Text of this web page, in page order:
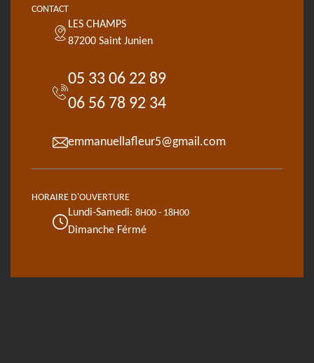
CONTACT
LES CHAMPS
87200 Saint Junien
05 33 06 22 89
06 56 78 92 34
emmanuellafleur5@gmail.com
HORAIRE D'OUVERTURE
Lundi-Samedi: 8H00 - 18H00
Dimanche Férmé